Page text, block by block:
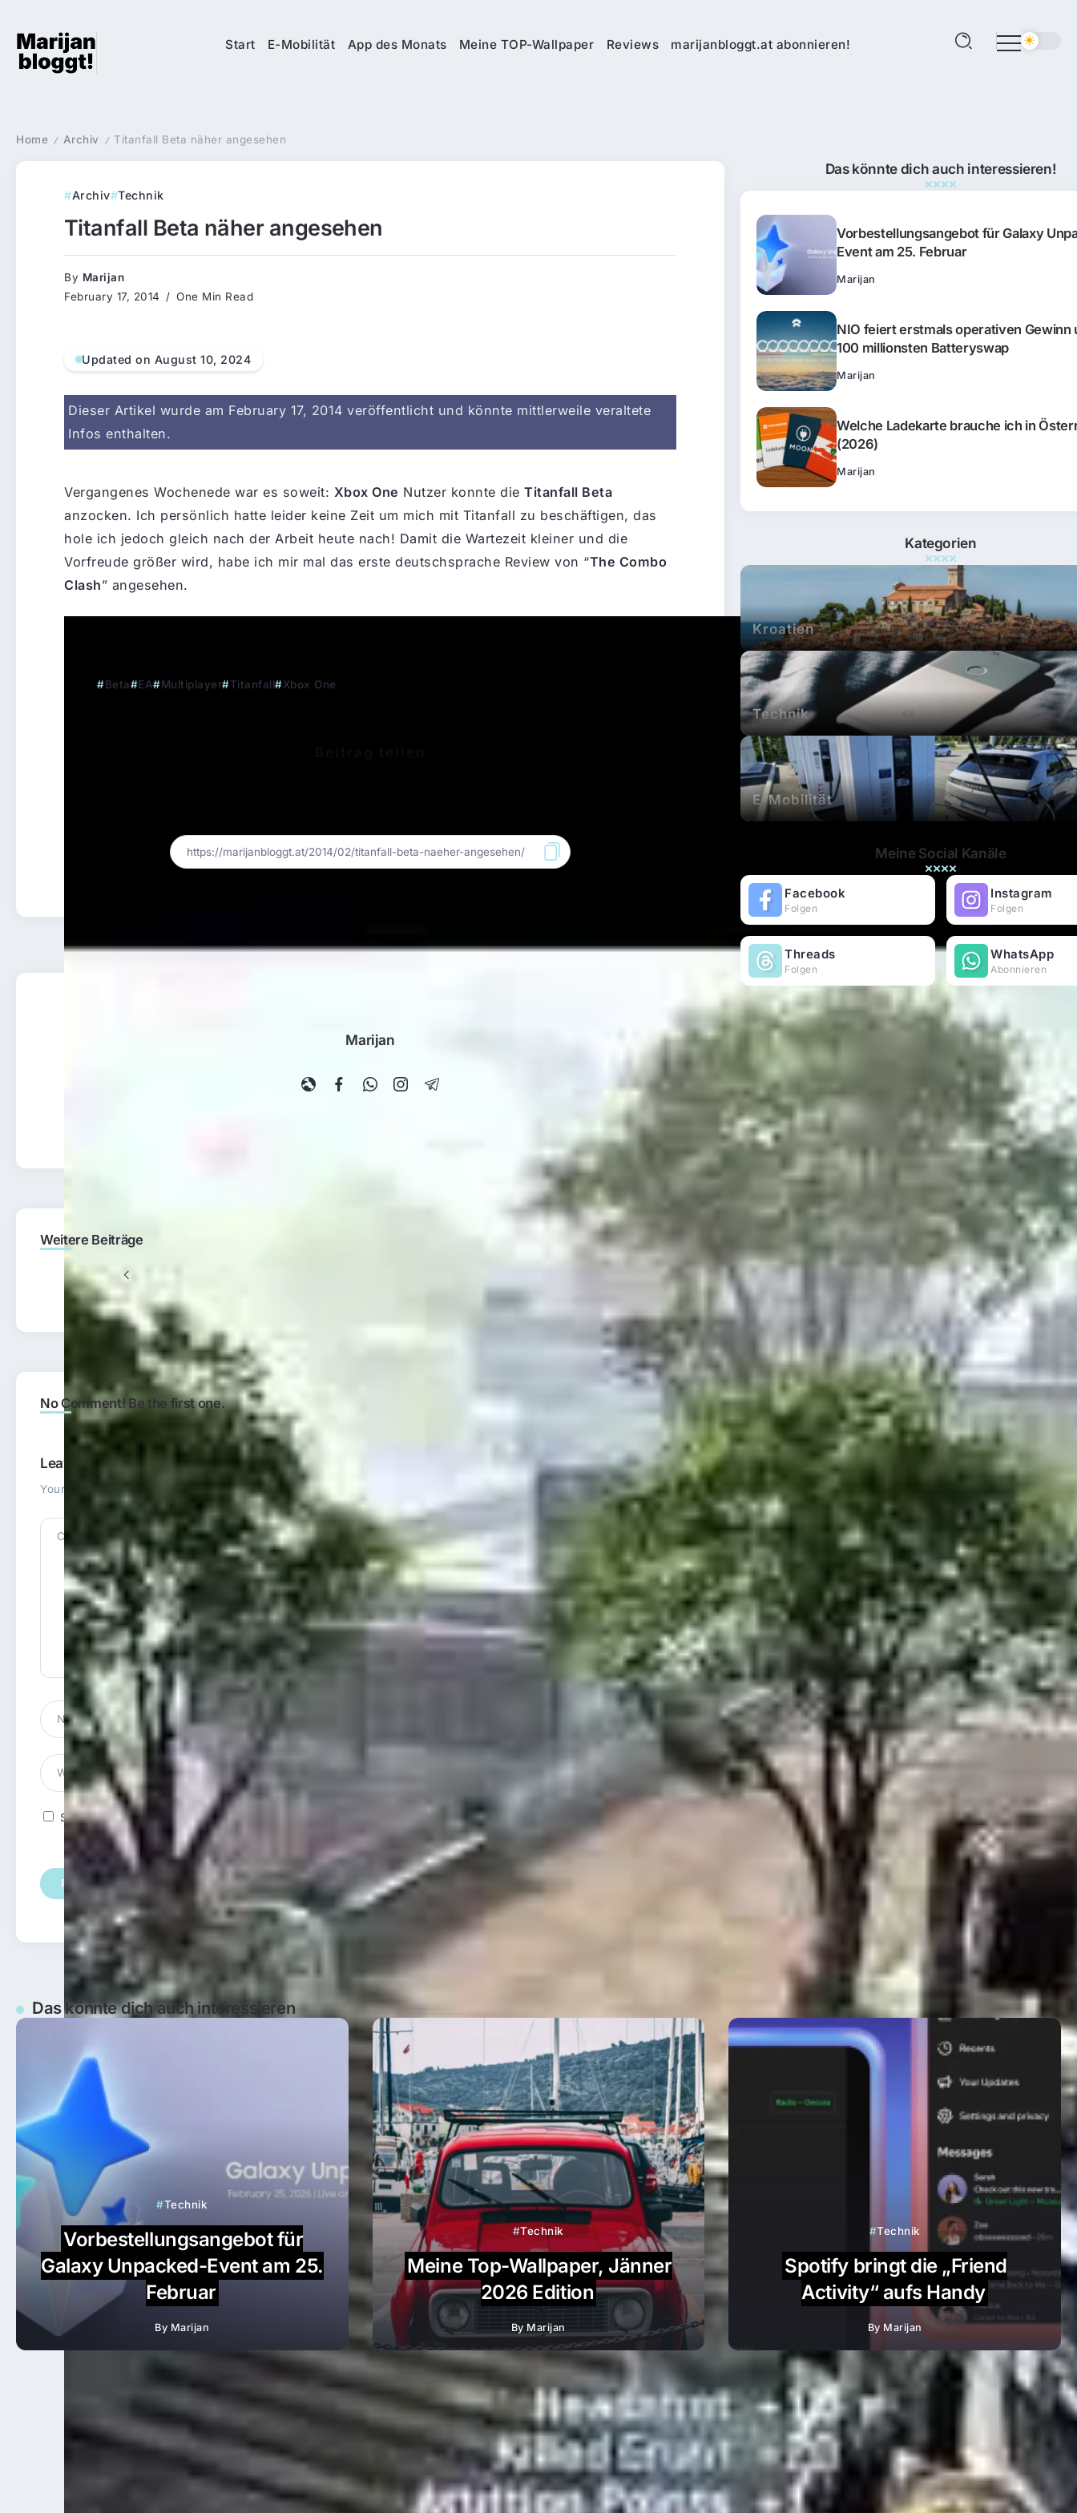
Start E-Mobilität App des Monats Meine TOP-Wallpaper Reviews marijanbloggt.at abonnieren!
Home / Archiv / Titanfall Beta näher angesehen
Archiv Technik
Titanfall Beta näher angesehen
By Marijan
February 17, 2014
One Min Read
Updated on August 10, 2024
Dieser Artikel wurde am February 17, 2014 veröffentlicht und könnte mittlerweile veraltete
Infos enthalten.
Vergangenes Wochenede war es soweit: Xbox One Nutzer konnte die Titanfall Beta
anzocken. Ich persönlich hatte leider keine Zeit um mich mit Titanfall zu beschäftigen, das
hole ich jedoch gleich nach der Arbeit heute nach! Damit die Wartezeit kleiner und die
Vorfreude größer wird, habe ich mir mal das erste deutschsprache Review von “The Combo
Clash” angesehen.
Tags: Beta EA Multiplayer Titanfall Xbox One
Marijan
Weitere Beiträge
Battery Performance kostenlos
No Comment! Be the first one.
Leave a Reply
Your email address will not be published. Required fields are marked
Save my name, email, and website in this browser for the next time I comment.
Das könnte dich auch interessieren!
Vorbestellungsangebot für Galaxy
Event am 25. Februar
Marijan
NIO feiert erstmals operativen Gewinn
100 millionsten Batteryswap
Marijan
Welche Ladekarte brauche ich in
(2026)
Marijan
Kategorien
Kroatien
Technik
E-Mobilität
Meine Social Kanäle
Facebook
Folgen
Instagram
Folgen
Threads
Folgen
WhatsApp
Abonnieren
Das könnte dich auch interessieren
Technik
Vorbestellungsangebot für
Galaxy Unpacked-Event am 25.
Februar
By Marijan
Technik
Meine Top-Wallpaper, Jänner
2026 Edition
By Marijan
Technik
Spotify bringt die „Friend
Activity“ aufs Handy
By Marijan